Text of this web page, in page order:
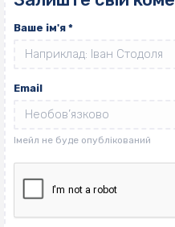
Ваше ім'я *
Email